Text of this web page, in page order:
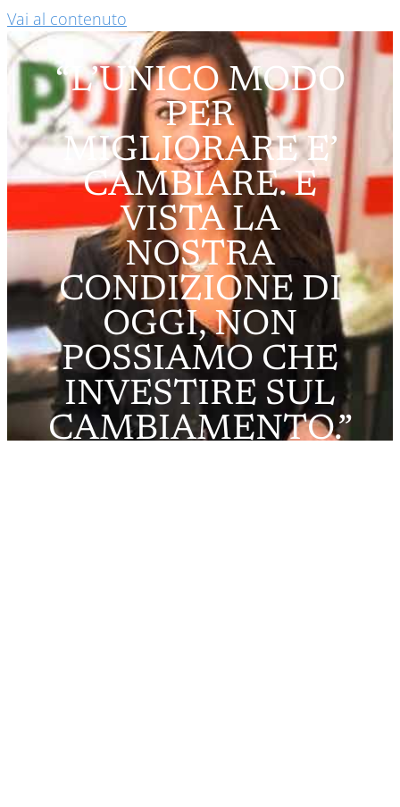
Vai al contenuto
“L’UNICO MODO
PER
MIGLIORARE E’
CAMBIARE. E
VISTA LA
NOSTRA
CONDIZIONE DI
OGGI, NON
POSSIAMO CHE
INVESTIRE SUL
CAMBIAMENTO.”